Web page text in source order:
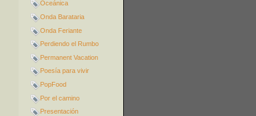
Oceánica
Onda Barataria
Onda Feriante
Perdiendo el Rumbo
Permanent Vacation
Poesía para vivir
PopFood
Por el camino
Presentación